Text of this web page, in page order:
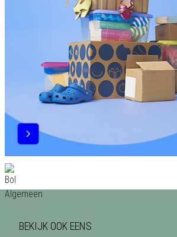
BEKIJK OOK EENS